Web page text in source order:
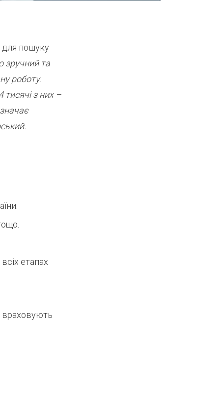
для пошуку
зручний та
роботу.
з них –
етапах
враховують